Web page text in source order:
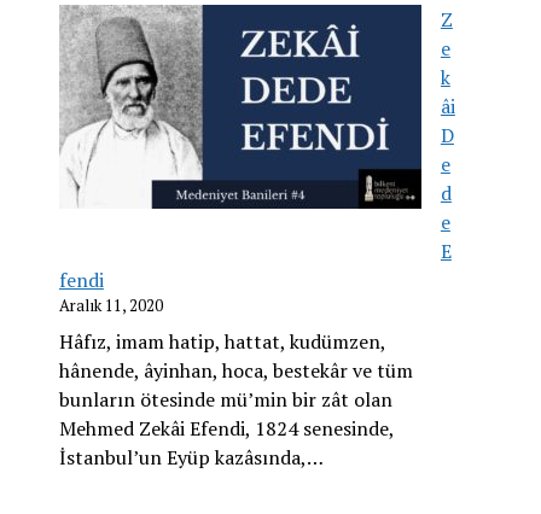
Z
e
k
âi
D
e
d
e
E
fendi
Aralık 11, 2020
Hâfız, imam hatip, hattat, kudümzen,
hânende, âyinhan, hoca, bestekâr ve tüm
bunların ötesinde mü’min bir zât olan
Mehmed Zekâi Efendi, 1824 senesinde,
İstanbul’un Eyüp kazâsında,…